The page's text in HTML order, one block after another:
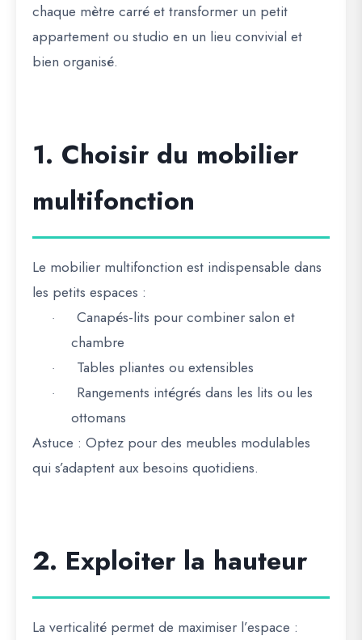
chaque mètre carré et transformer un petit
appartement ou studio en un lieu convivial et
bien organisé.
1. Choisir du mobilier
multifonction
Le mobilier multifonction est indispensable dans
les petits espaces :
·
Canapés-lits pour combiner salon et
chambre
· Tables pliantes ou extensibles
·
Rangements intégrés dans les lits ou les
ottomans
Astuce : Optez pour des meubles modulables
qui s’adaptent aux besoins quotidiens.
2. Exploiter la hauteur
La verticalité permet de maximiser l’espace :